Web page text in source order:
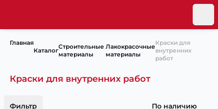
Главная
Каталог
Строительные
материалы
Лакокрасочные
материалы
Краски для
внутренних
работ
Краски для внутренних работ
Фильтр По наличию